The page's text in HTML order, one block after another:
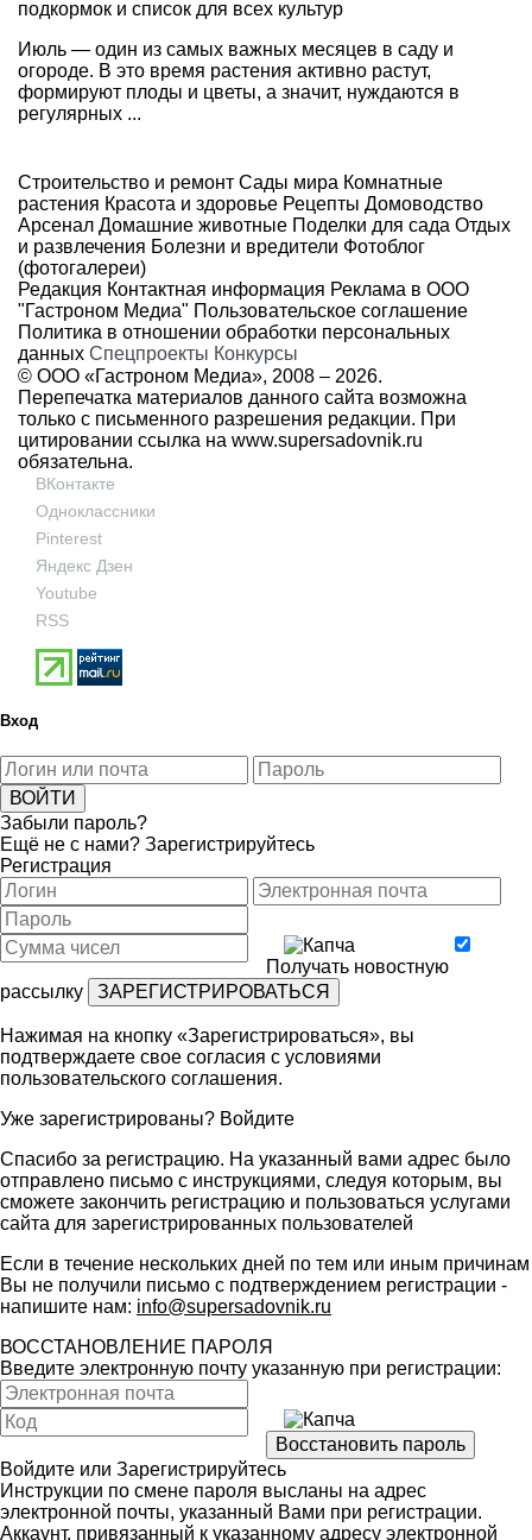
подкормок и список для всех культур
Июль — один из самых важных месяцев в саду и
огороде. В это время растения активно растут,
формируют плоды и цветы, а значит, нуждаются в
регулярных ...
Строительство и ремонт Сады мира Комнатные
растения Красота и здоровье Рецепты Домоводство
Арсенал Домашние животные Поделки для сада Отдых
и развлечения Болезни и вредители Фотоблог
(фотогалереи)
Редакция Контактная информация Реклама в ООО
"Гастроном Медиа" Пользовательское соглашение
Политика в отношении обработки персональных
данных Спецпроекты Конкурсы
© ООО «Гастроном Медиа», 2008 – 2026.
Перепечатка материалов данного сайта возможна
только с письменного разрешения редакции. При
цитировании ссылка на www.supersadovnik.ru
обязательна.
ВКонтакте
Одноклассники
Pinterest
Яндекс Дзен
Youtube
RSS
Вход
Забыли пароль?
Ещё не с нами? Зарегистрируйтесь
Регистрация
Получать новостную
рассылку
Нажимая на кнопку «Зарегистрироваться», вы
подтверждаете свое согласия с условиями
пользовательского соглашения.
Уже зарегистрированы? Войдите
Спасибо за регистрацию. На указанный вами адрес было
отправлено письмо с инструкциями, следуя которым, вы
сможете закончить регистрацию и пользоваться услугами
сайта для зарегистрированных пользователей
Если в течение нескольких дней по тем или иным причинам
Вы не получили письмо с подтверждением регистрации -
напишите нам: info@supersadovnik.ru
ВОССТАНОВЛЕНИЕ ПАРОЛЯ
Введите электронную почту указанную при регистрации:
Войдите или Зарегистрируйтесь
Инструкции по смене пароля высланы на адрес
электронной почты, указанный Вами при регистрации.
Аккаунт, привязанный к указанному адресу электронной